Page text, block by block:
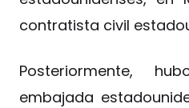
contratista civil
Posteriormente,
embajada